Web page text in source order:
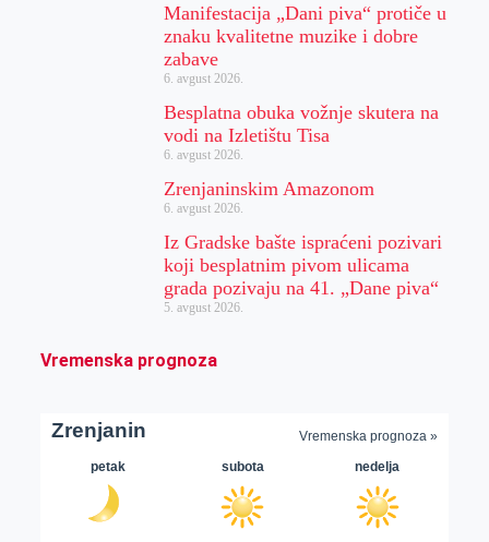
Manifestacija „Dani piva“ protiče u
znaku kvalitetne muzike i dobre
zabave
6. avgust 2026.
Besplatna obuka vožnje skutera na
vodi na Izletištu Tisa
6. avgust 2026.
Zrenjaninskim Amazonom
6. avgust 2026.
Iz Gradske bašte ispraćeni pozivari
koji besplatnim pivom ulicama
grada pozivaju na 41. „Dane piva“
5. avgust 2026.
Vremenska prognoza